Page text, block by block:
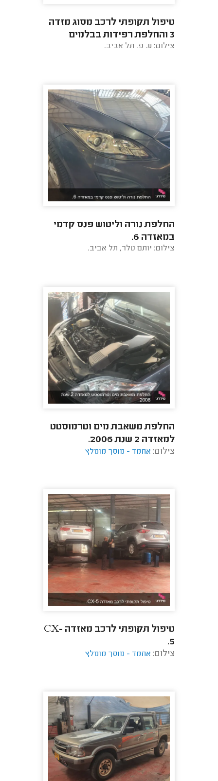
טיפול תקופתי לרכב מסוג מזדה
3 והחלפת רפידות בבלמים
קדמיים.
צילום: ע. פ. תל אביב.
החלפת נורה וליטוש פנס קדמי
במאזדה 6.
צילום: יותם טלר, תל אביב.
החלפת משאבת מים וטרמוסטט
למאזדה 2 שנת 2006.
צילום: אחמד - מוסך מומלץ
טיפול תקופתי לרכב מאזדה CX-
5.
צילום: אחמד - מוסך מומלץ